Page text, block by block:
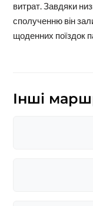
витрат. Завдяки
сполученню він
щоденних поїздок
Інші